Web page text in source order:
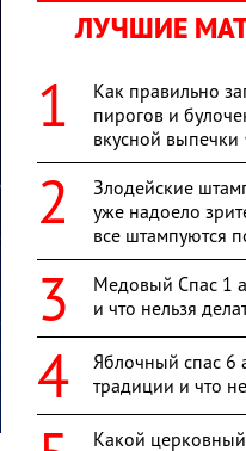
ЛУЧШИЕ
Как правильно
пирогов и
вкусной выпечки
Злодейские
уже надоело
все штампуются
Медовый Спас 1
и что нельзя
Яблочный спас 6
традиции и что
Какой